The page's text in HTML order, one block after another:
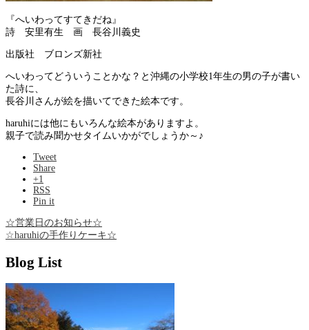
『へいわってすてきだね』
詩 安里有生 画 長谷川義史
出版社 ブロンズ新社
へいわってどういうことかな？と沖縄の小学校1年生の男の子が書い
た詩に、
長谷川さんが絵を描いてできた絵本です。
haruhiには他にもいろんな絵本がありますよ。
親子で読み聞かせタイムいかがでしょうか～♪
Tweet
Share
+1
RSS
Pin it
☆営業日のお知らせ☆
☆haruhiの手作りケーキ☆
Blog List